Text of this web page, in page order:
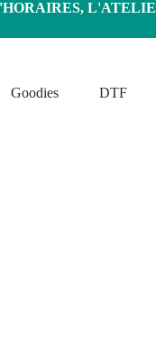
Goodies DTF